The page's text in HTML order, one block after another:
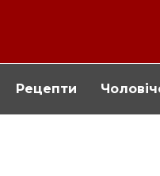
Рецепти